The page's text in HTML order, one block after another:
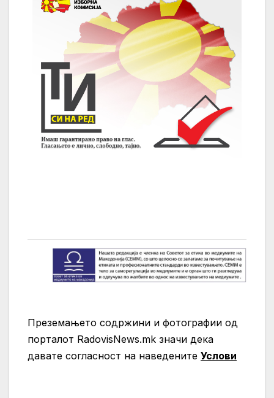
Преземањето содржини и фотографии од
порталот RadovisNews.mk значи дека
давате согласност на нaведените Услови